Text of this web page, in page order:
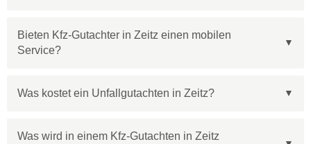
Bieten Kfz-Gutachter in Zeitz einen mobilen
Service?
Was kostet ein Unfallgutachten in Zeitz?
Was wird in einem Kfz-Gutachten in Zeitz